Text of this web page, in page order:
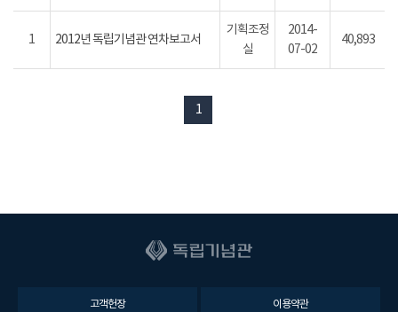
1 2012년 독립기념관 연차보고서
기획조정
실
2014-
07-02
40,893
1
고객헌장 이용약관